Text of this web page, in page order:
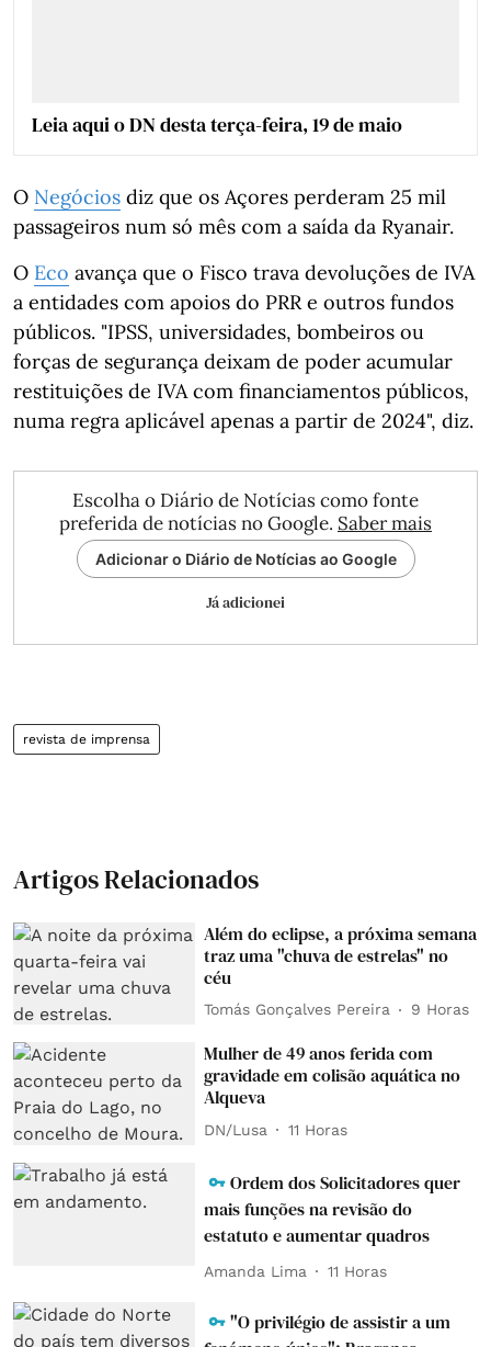
Leia aqui o DN desta terça-feira, 19 de maio
O Negócios diz que os Açores perderam 25 mil
passageiros num só mês com a saída da Ryanair.
O Eco avança que o Fisco trava devoluções de IVA
a entidades com apoios do PRR e outros fundos
públicos. "IPSS, universidades, bombeiros ou
forças de segurança deixam de poder acumular
restituições de IVA com financiamentos públicos,
numa regra aplicável apenas a partir de 2024", diz.
Escolha o Diário de Notícias como fonte
preferida de notícias no Google. Saber mais
Adicionar o Diário de Notícias ao Google
Já adicionei
revista de imprensa
Artigos Relacionados
Além do eclipse, a próxima semana
traz uma "chuva de estrelas" no
céu
Tomás Gonçalves Pereira 9 Horas
Mulher de 49 anos ferida com
gravidade em colisão aquática no
Alqueva
DN/Lusa 11 Horas
Ordem dos Solicitadores quer
mais funções na revisão do
estatuto e aumentar quadros
Amanda Lima 11 Horas
"O privilégio de assistir a um